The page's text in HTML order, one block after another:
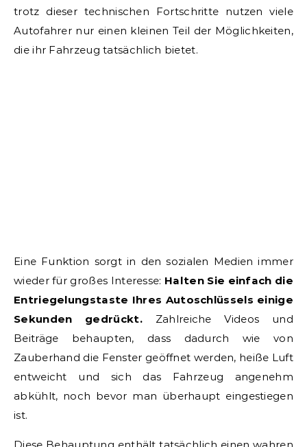
trotz dieser technischen Fortschritte nutzen viele
Autofahrer nur einen kleinen Teil der Möglichkeiten,
die ihr Fahrzeug tatsächlich bietet.
Eine Funktion sorgt in den sozialen Medien immer
wieder für großes Interesse: Halten Sie einfach die
Entriegelungstaste Ihres Autoschlüssels einige
Sekunden gedrückt.Zahlreiche Videos und
Beiträge behaupten, dass dadurch wie von
Zauberhand die Fenster geöffnet werden, heiße Luft
entweicht und sich das Fahrzeug angenehm
abkühlt, noch bevor man überhaupt eingestiegen
ist.